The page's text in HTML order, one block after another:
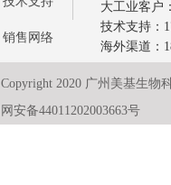
销售网络
大工业客户
技术支持：
海外渠道：
Copyright 2020 广州美基生物
网安备44011202003663号